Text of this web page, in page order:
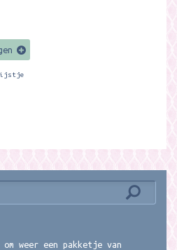
weer een pakketje van